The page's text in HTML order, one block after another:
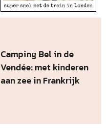
Camping Bel in de
Vendée: met kinderen
aan zee in Frankrijk